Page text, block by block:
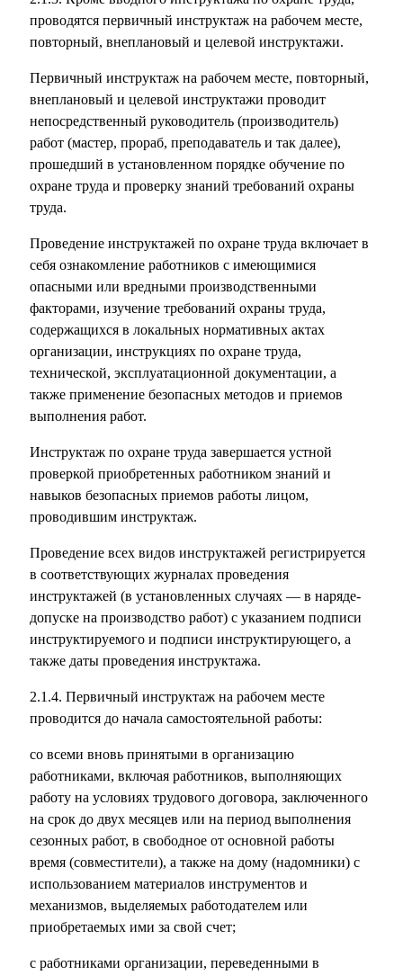
проводятся первичный инструктаж на рабочем месте,
повторный, внеплановый и целевой инструктажи.
Первичный инструктаж на рабочем месте, повторный,
внеплановый и целевой инструктажи проводит
непосредственный руководитель (производитель)
работ (мастер, прораб, преподаватель и так далее),
прошедший в установленном порядке обучение по
охране труда и проверку знаний требований охраны
труда.
Проведение инструктажей по охране труда включает в
себя ознакомление работников с имеющимися
опасными или вредными производственными
факторами, изучение требований охраны труда,
содержащихся в локальных нормативных актах
организации, инструкциях по охране труда,
технической, эксплуатационной документации, а
также применение безопасных методов и приемов
выполнения работ.
Инструктаж по охране труда завершается устной
проверкой приобретенных работником знаний и
навыков безопасных приемов работы лицом,
проводившим инструктаж.
Проведение всех видов инструктажей регистрируется
в соответствующих журналах проведения
инструктажей (в установленных случаях — в наряде-
допуске на производство работ) с указанием подписи
инструктируемого и подписи инструктирующего, а
также даты проведения инструктажа.
2.1.4. Первичный инструктаж на рабочем месте
проводится до начала самостоятельной работы:
со всеми вновь принятыми в организацию
работниками, включая работников, выполняющих
работу на условиях трудового договора, заключенного
на срок до двух месяцев или на период выполнения
сезонных работ, в свободное от основной работы
время (совместители), а также на дому (надомники) с
использованием материалов инструментов и
механизмов, выделяемых работодателем или
приобретаемых ими за свой счет;
с работниками организации, переведенными в